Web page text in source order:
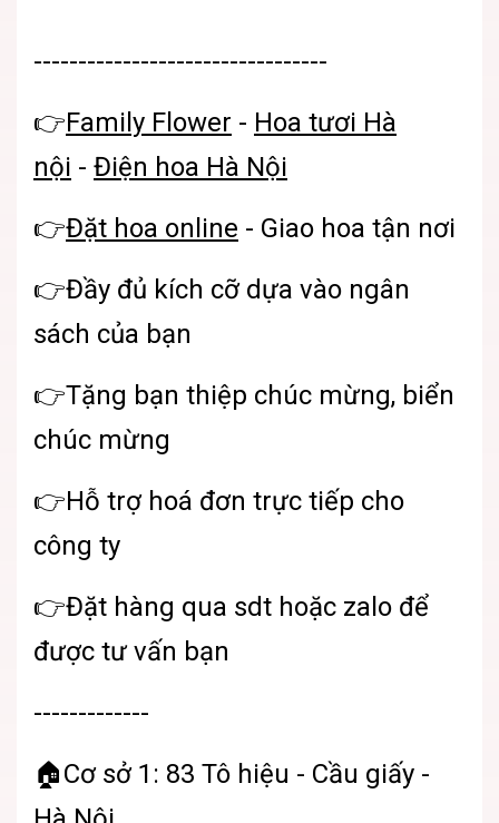
---------------------------------
👉Family Flower - Hoa tươi Hà
nội - Điện hoa Hà Nội
👉Đặt hoa online - Giao hoa tận nơi
👉Đầy đủ kích cỡ dựa vào ngân
sách của bạn
👉Tặng bạn thiệp chúc mừng, biển
chúc mừng
👉Hỗ trợ hoá đơn trực tiếp cho
công ty
👉Đặt hàng qua sdt hoặc zalo để
được tư vấn bạn
-------------
🏠Cơ sở 1: 83 Tô hiệu - Cầu giấy -